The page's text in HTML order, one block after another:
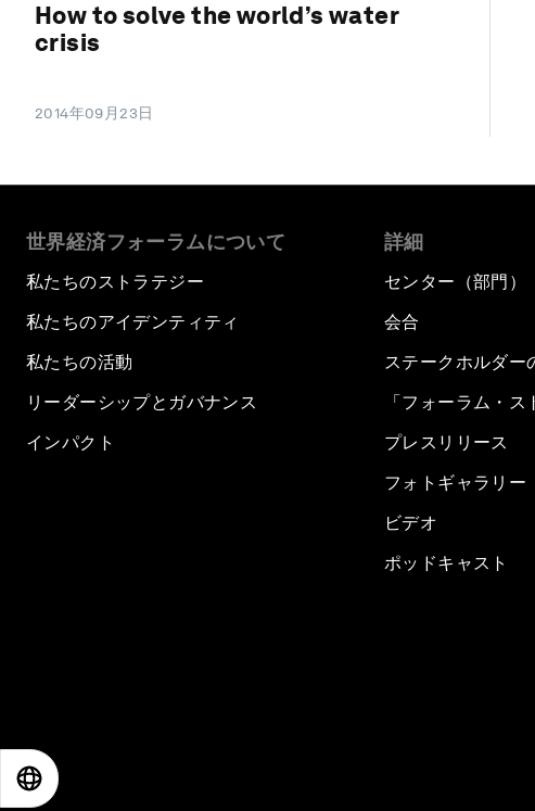
How to solve the world’s water
crisis
2014年09月23日
世界経済フォーラムについて
私たちのストラテジー
私たちのアイデンティティ
私たちの活動
リーダーシップとガバナンス
インパクト
詳細
センター（部門）
会合
ステークホルダー
「フォーラム・ス
プレスリリース
フォトギャラリー
ビデオ
ポッドキャスト